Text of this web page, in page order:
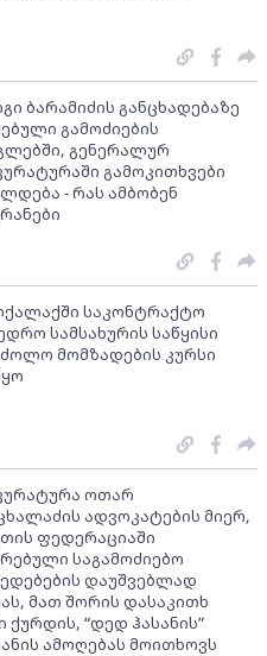
ბარამიძის განცხადებაზე
გამოძიების
გენერალურ
გამოკითხვები
- რას ამბობენ
საკონტრაქტო
სამსახურის საწყისი
მომზადების კურსი
ოთარ
ადვოკატების მიერ,
ფედერაციაში
საგამოძიებო
დაუშვებლად
მათ შორის დასაკითხ
ქურდის, “დედ ჰასანის”
ამოღებას მოითხოვს